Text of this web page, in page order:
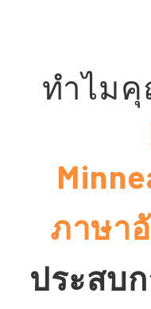
ทำไม
ภาษา
ประสบ